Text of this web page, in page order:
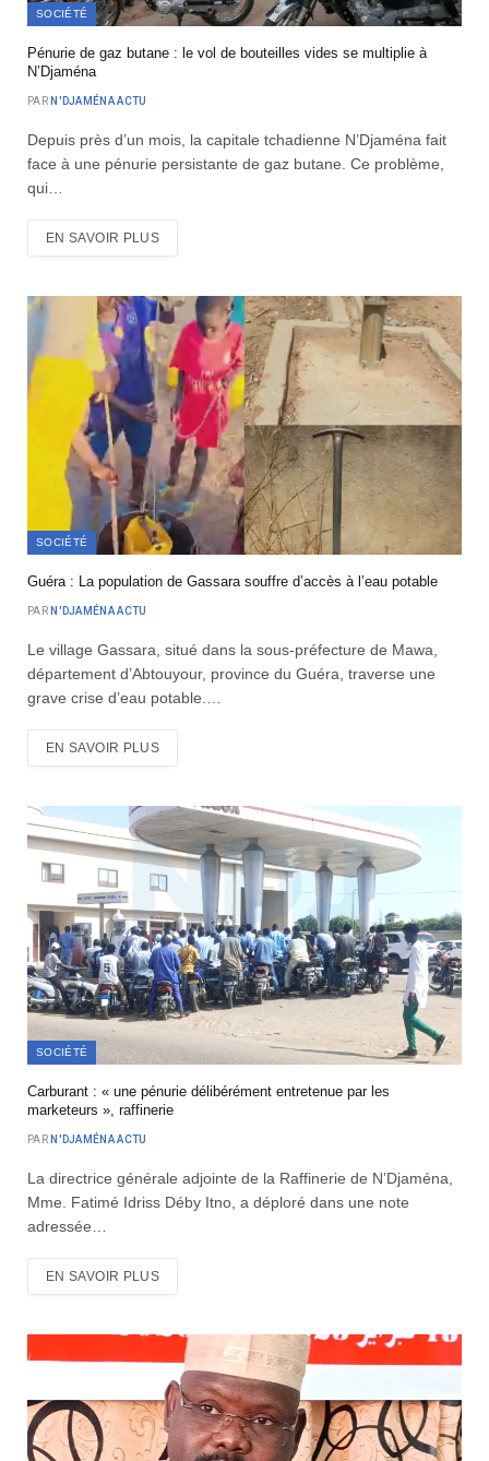
SOCIÉTÉ
Pénurie de gaz butane : le vol de bouteilles vides se multiplie à
N’Djaména
PAR N'DJAMÉNA ACTU
Depuis près d’un mois, la capitale tchadienne N’Djaména fait
face à une pénurie persistante de gaz butane. Ce problème,
qui…
EN SAVOIR PLUS
SOCIÉTÉ
Guéra : La population de Gassara souffre d’accès à l’eau potable
PAR N'DJAMÉNA ACTU
Le village Gassara, situé dans la sous-préfecture de Mawa,
département d’Abtouyour, province du Guéra, traverse une
grave crise d’eau potable.…
EN SAVOIR PLUS
SOCIÉTÉ
Carburant : « une pénurie délibérément entretenue par les
marketeurs », raffinerie
PAR N'DJAMÉNA ACTU
La directrice générale adjointe de la Raffinerie de N’Djaména,
Mme. Fatimé Idriss Déby Itno, a déploré dans une note
adressée…
EN SAVOIR PLUS